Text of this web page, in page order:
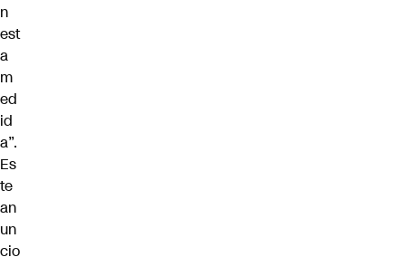
n
est
a
m
ed
id
a”.
Es
te
an
un
cio